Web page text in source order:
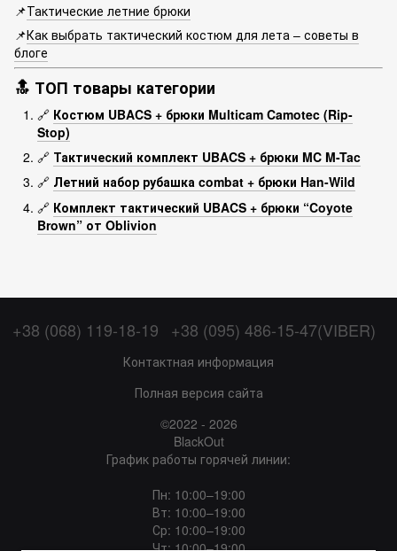
📌Тактические летние брюки
📌Как выбрать тактический костюм для лета – советы в
блоге
🔝 ТОП товары категории
🔗 Костюм UBACS + брюки Multicam Camotec (Rip-
Stop)
🔗 Тактический комплект UBACS + брюки MC M-Tac
🔗 Летний набор рубашка combat + брюки Han-Wild
🔗 Комплект тактический UBACS + брюки “Coyote
Brown” от Oblivion
+38 (068) 119-18-19 +38 (095) 486-15-47(VIBER)
Контактная информация
Полная версия сайта
©2022 - 2026
BlackOut
График работы горячей линии:
Пн: 10:00–19:00
Вт: 10:00–19:00
Ср: 10:00–19:00